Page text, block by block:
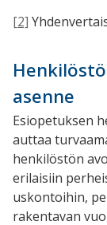
[2]
asenne
Esiopetuksen
auttaa
henkilöstön
erilaisiin
uskontoihin,
rakentavan